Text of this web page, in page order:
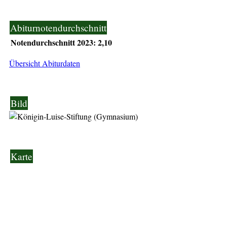
Abiturnotendurchschnitt
Notendurchschnitt 2023: 2,10
Übersicht Abiturdaten
Bild
Karte